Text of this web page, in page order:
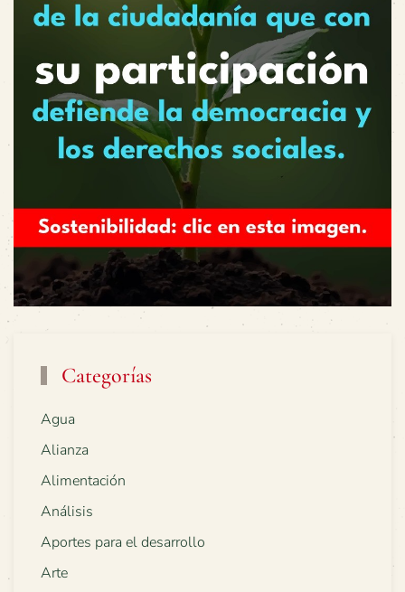
Categorías
Agua
Alianza
Alimentación
Análisis
Aportes para el desarrollo
Arte